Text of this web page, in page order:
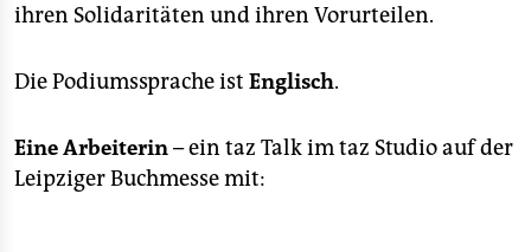
ihren Solidaritäten und ihren Vorurteilen.
Die Podiumssprache ist Englisch.
Eine Arbeiterin– ein taz Talk im taz Studio auf der
Leipziger Buchmesse mit: